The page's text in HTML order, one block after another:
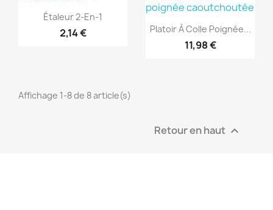
Aperçu rapide
Étaleur 2-En-1
2,14 € Aperçu rapide
Platoir À Colle Poignée...
11,98 €
(1)
Affichage 1-8 de 8 article(s)
Retour en haut 